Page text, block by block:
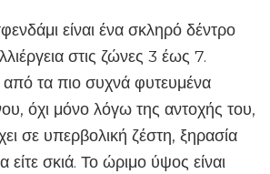
είναι ένα σκληρό δέντρο
στις ζώνες 3 έως 7.
από τα πιο συχνά φυτευμένα
όχι μόνο λόγω της αντοχής του,
σε υπερβολική ζέστη, ξηρασία
είτε σκιά. Το ώριμο ύψος είναι